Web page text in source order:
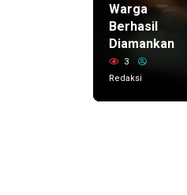
Warga
Berhasil
Diamankan
3
Redaksi